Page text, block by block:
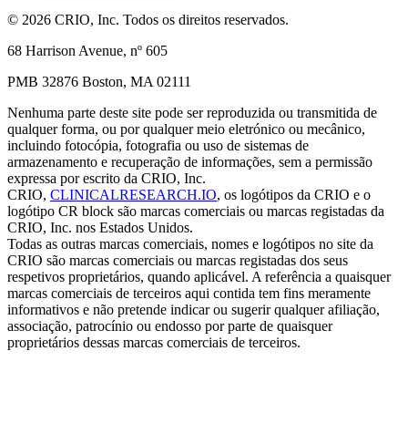
© 2026 CRIO, Inc. Todos os direitos reservados.
68 Harrison Avenue, nº 605
PMB 32876 Boston, MA 02111
Nenhuma parte deste site pode ser reproduzida ou transmitida de
qualquer forma, ou por qualquer meio eletrónico ou mecânico,
incluindo fotocópia, fotografia ou uso de sistemas de
armazenamento e recuperação de informações, sem a permissão
expressa por escrito da CRIO, Inc.
CRIO, CLINICALRESEARCH.IO, os logótipos da CRIO e o
logótipo CR block são marcas comerciais ou marcas registadas da
CRIO, Inc. nos Estados Unidos.
Todas as outras marcas comerciais, nomes e logótipos no site da
CRIO são marcas comerciais ou marcas registadas dos seus
respetivos proprietários, quando aplicável. A referência a quaisquer
marcas comerciais de terceiros aqui contida tem fins meramente
informativos e não pretende indicar ou sugerir qualquer afiliação,
associação, patrocínio ou endosso por parte de quaisquer
proprietários dessas marcas comerciais de terceiros.